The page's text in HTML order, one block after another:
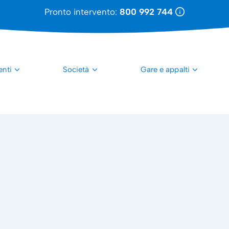
Pronto intervento: 800 992 744
Società Gare e appalti